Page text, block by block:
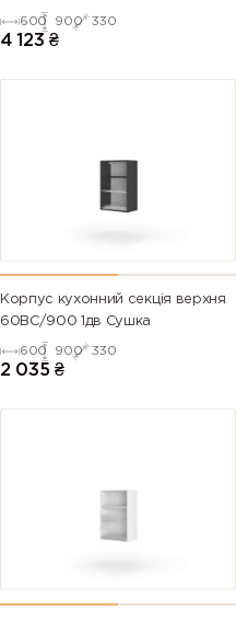
600 900 330
4 123 ₴
Корпус кухонний секцiя верхня
60ВС/900 1дв Сушка
600 900 330
2 035 ₴